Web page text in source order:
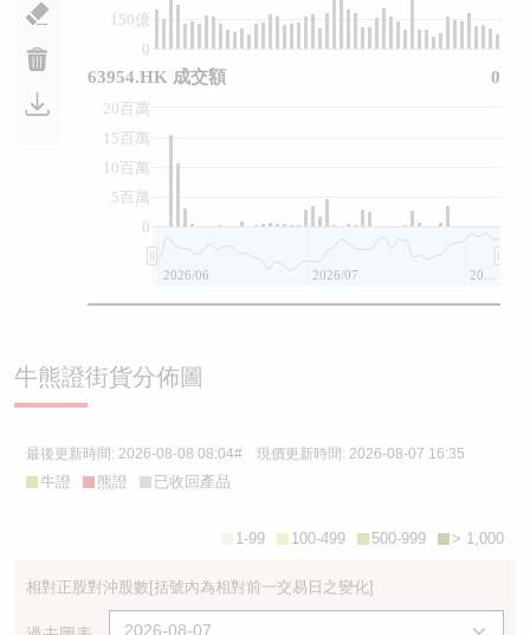
0
150億
0
5百萬
10百萬
15百萬
20百萬
2026/06 2026/07
63954.HK 成交額 0
牛熊證街貨分佈圖
最後更新時間: 2026-08-08 08:04# 現價更新時間: 2026-08-07 16:35
牛證 熊證 已收回產品
> 1,000
500-999
100-499
1-99
相對正股對沖股數[括號內為相對前一交易日之變化]